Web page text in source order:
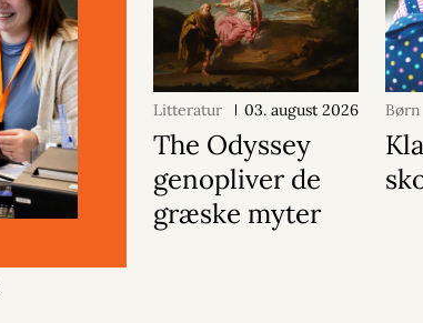
Litteratur 03. august 2026
The Odyssey
genopliver de
græske myter
Børn